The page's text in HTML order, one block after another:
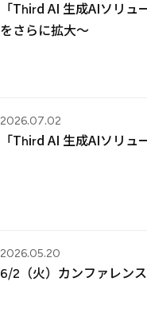
「Third AI 生成AIソリ
をさらに拡大～
2026.07.02
「Third AI 生成AIソリ
2026.05.20
6/2（火）カンファレン